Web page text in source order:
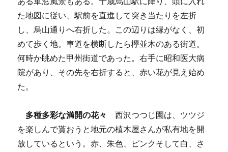
た地図に従い、駅前を直進して突き当たりを左折
し、烏山通りへ右折した。この辺りは縁がなく、初
めて歩く地。車道を横断したら欅並木のある街道。
何時か眺めた甲州街道であった。右手に昭和医大病
院があり、その先を右折すると、赤い花が見え始め
た。
多種多彩な満開の花々
西沢つつじ園は、ツツジ
を楽しんで貰おうと地元の植木屋さんが私有地を開
放しているという。赤、朱色、ピンクそして白、さ